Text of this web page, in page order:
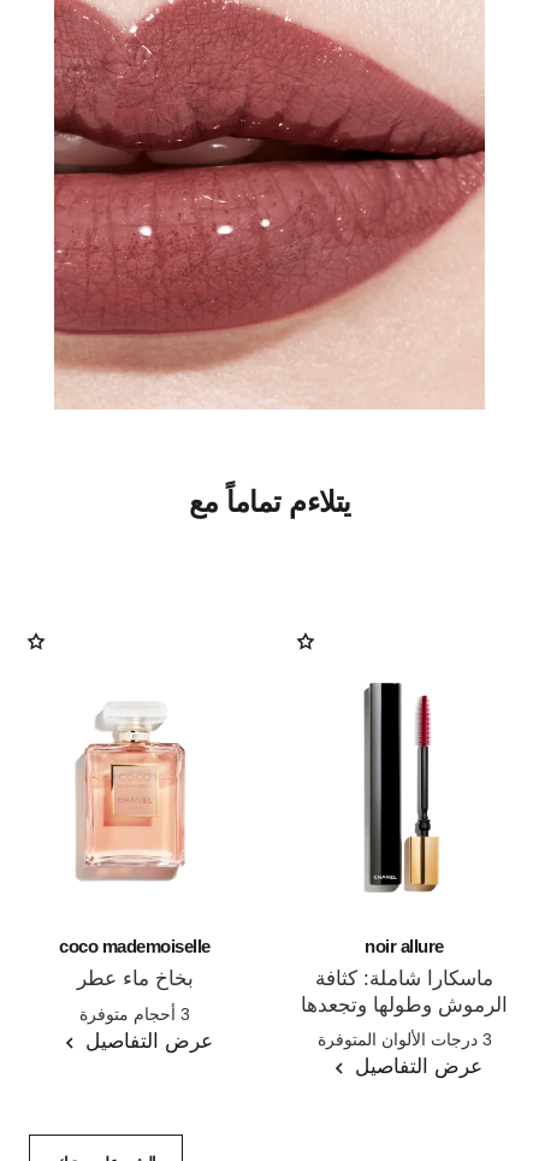
يتلاءم تماماً مع
noir allure
ماسكارا شاملة: كثافة
الرموش وطولها وتجعدها
وتحديدها
المرجع 190010
3 درجات الألوان المتوفرة
عرض التفاصيل
coco mademoiselle
بخاخ ماء عطر
3 أحجام متوفرة
عرض التفاصيل